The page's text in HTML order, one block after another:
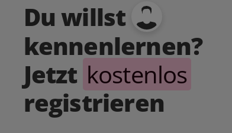
Du willst
kennenlernen?
Jetzt kostenlos
registrieren